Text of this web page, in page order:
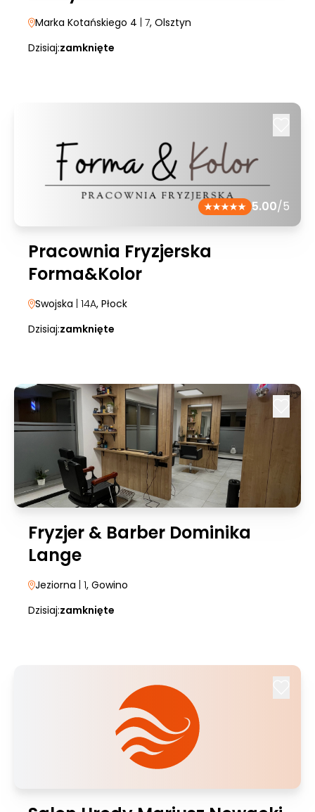
Marka Kotańskiego 4 | 7, Olsztyn
Dzisiaj:zamknięte
5.00/5
Pracownia Fryzjerska
Forma&Kolor
Swojska | 14A, Płock
Dzisiaj:zamknięte
Fryzjer & Barber Dominika
Lange
Jeziorna | 1, Gowino
Dzisiaj:zamknięte